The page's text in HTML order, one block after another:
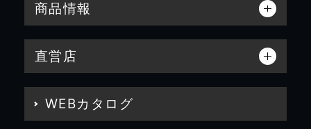
商品情報
直営店
WEBカタログ